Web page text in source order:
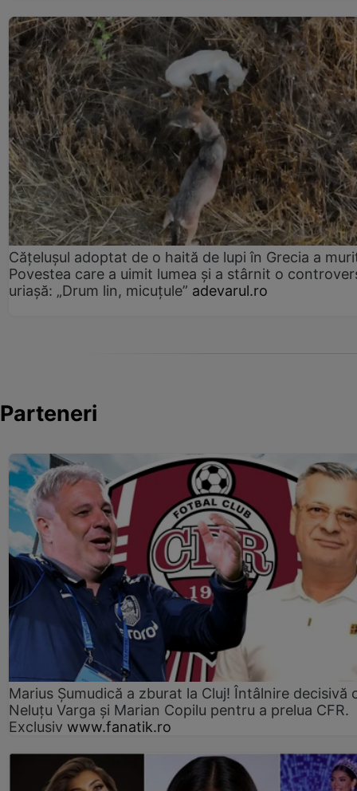
Cățelușul adoptat de o haită de lupi în Grecia a
Povestea care a uimit lumea și a stârnit o
uriașă: „Drum lin, micuțule” adevarul.ro
Parteneri
Marius Şumudică a zburat la Cluj! Întâlnire decisivă
Neluţu Varga şi Marian Copilu pentru a prelua CFR.
Exclusiv www.fanatik.ro